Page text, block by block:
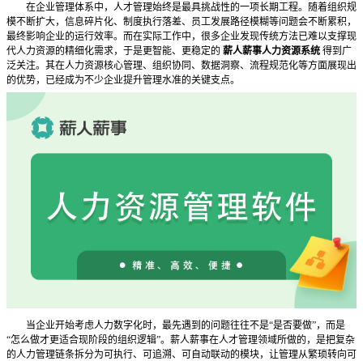
在企业管理体系中，人才管理始终是最具挑战性的一项长期工程。随着组织规
模不断扩大，信息碎片化、制度执行落差、员工发展路径模糊等问题会不断累积，
最终影响企业的运行效率。而在实际工作中，很多企业发现传统方法已难以支撑现
代人力资源的精细化需求，于是更智能、更稳定的 薪人薪事人力资源系统 得到广
泛关注。其在人力资源核心管理、组织协同、数据洞察、流程规范化等方面展现出
的优势，已经成为不少企业提升管理水准的关键支点。
当企业开始考虑人力数字化时，最先遇到的问题往往不是“是否要做”，而是
“怎么做才更适合现阶段的组织逻辑”。薪人薪事在人才管理领域所做的，是把复杂
的人力管理链条拆分为可执行、可追溯、可自动联动的模块，让管理从繁琐转向可